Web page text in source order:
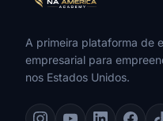
A primeira plataforma de
empresarial para
nos Estados Unidos.